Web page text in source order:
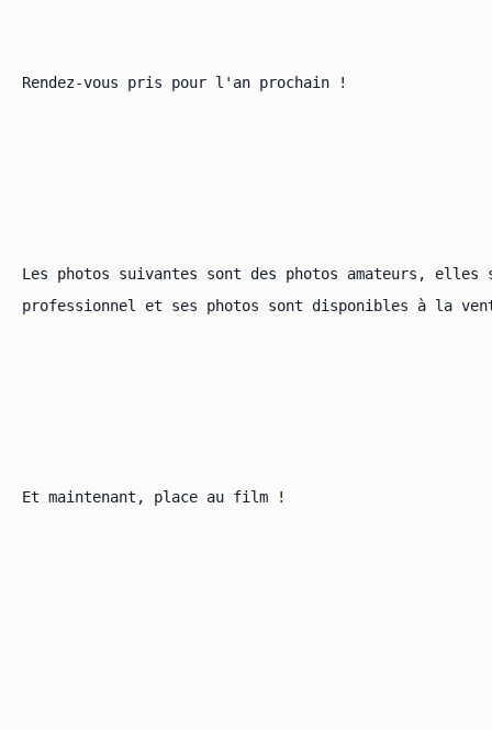
Rendez-vous pris pour l'an prochain !
Les photos suivantes sont des photos amateurs,
professionnel et ses photos sont disponibles à la
Et maintenant, place au film !